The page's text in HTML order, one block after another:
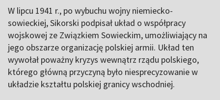
W lipcu 1941 r., po wybuchu wojny niemiecko-
sowieckiej, Sikorski podpisał układ o współpracy
wojskowej ze Związkiem Sowieckim, umożliwiający na
jego obszarze organizację polskiej armii. Układ ten
wywołał poważny kryzys wewnątrz rządu polskiego,
którego główną przyczyną było niesprecyzowanie w
układzie kształtu polskiej granicy wschodniej.